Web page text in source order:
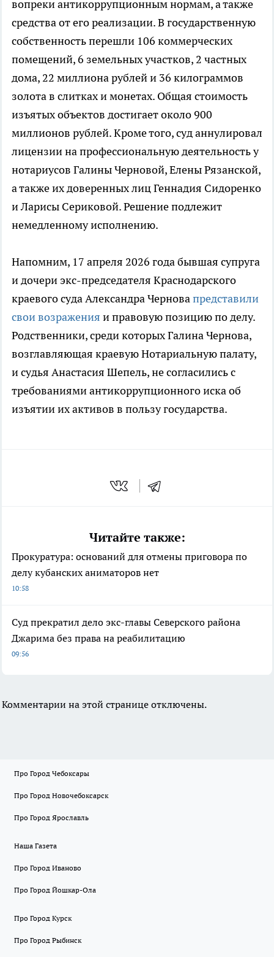
вопреки антикоррупционным нормам, а также
средства от его реализации. В государственную
собственность перешли 106 коммерческих
помещений, 6 земельных участков, 2 частных
дома, 22 миллиона рублей и 36 килограммов
золота в слитках и монетах. Общая стоимость
изъятых объектов достигает около 900
миллионов рублей. Кроме того, суд аннулировал
лицензии на профессиональную деятельность у
нотариусов Галины Черновой, Елены Рязанской,
а также их доверенных лиц Геннадия Сидоренко
и Ларисы Сериковой. Решение подлежит
немедленному исполнению.
Напомним, 17 апреля 2026 года бывшая супруга
и дочери экс-председателя Краснодарского
краевого суда Александра Черновапредставили
свои возражения и правовую позицию по делу.
Родственники, среди которых Галина Чернова,
возглавляющая краевую Нотариальную палату,
и судья Анастасия Шепель, не согласились с
требованиями антикоррупционного иска об
изъятии их активов в пользу государства.
Читайте также:
Прокуратура: оснований для отмены приговора по
делу кубанских аниматоров нет
10:58
Суд прекратил дело экс-главы Северского района
Джарима без права на реабилитацию
09:56
Комментарии на этой странице отключены.
Про Город Чебоксары
Про Город Новочебоксарск
Про Город Ярославль
Наша Газета
Про Город Иваново
Про Город Йошкар-Ола
Про Город Курск
Про Город Рыбинск